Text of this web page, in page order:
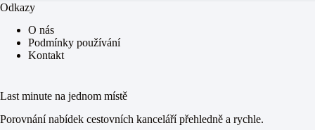
Odkazy
O nás
Podmínky používání
Kontakt
Last minute na jednom místě
Porovnání nabídek cestovních kanceláří přehledně a rychle.